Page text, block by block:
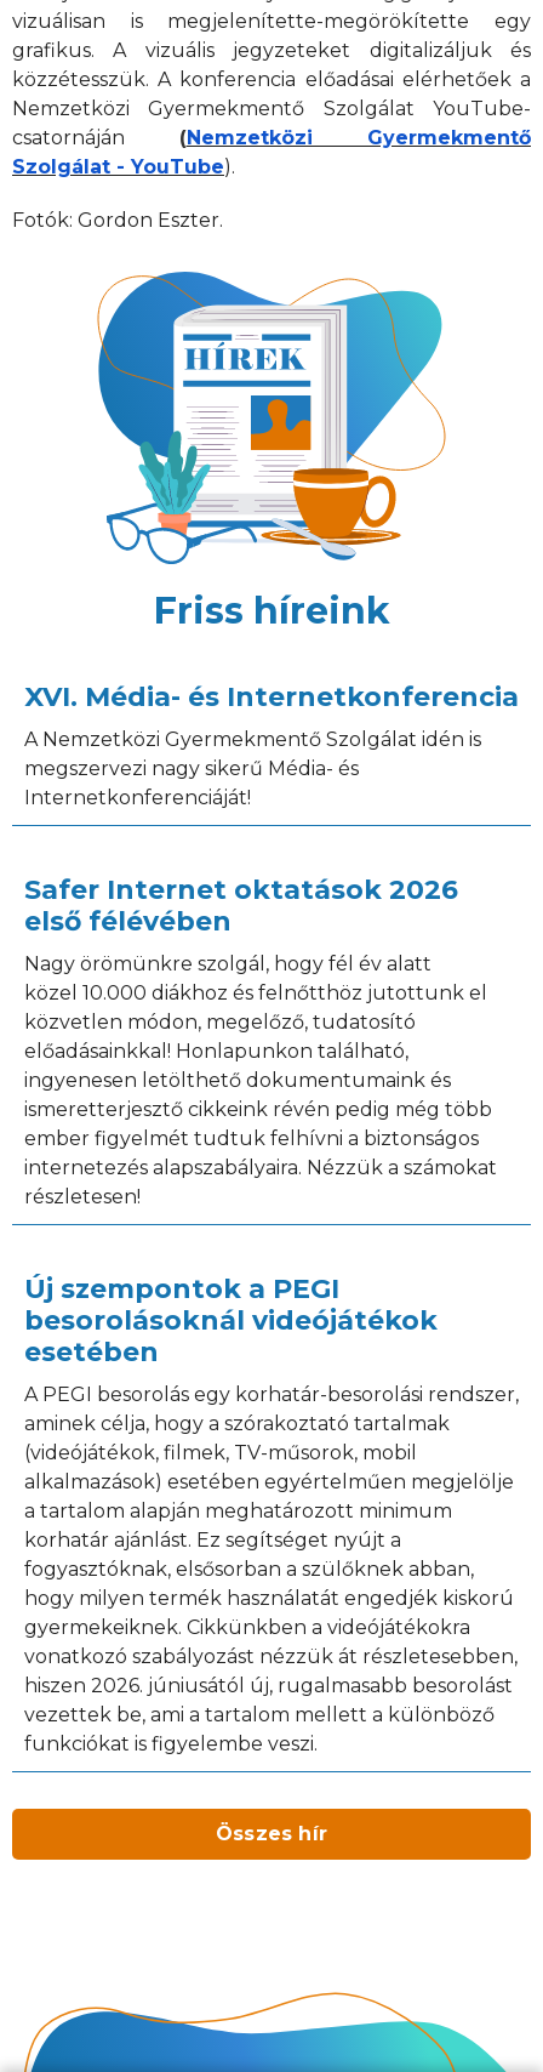
vizuálisan is megjelenítette-megörökítette egy
grafikus. A vizuális jegyzeteket digitalizáljuk és
közzétesszük. A konferencia előadásai elérhetőek a
Nemzetközi Gyermekmentő Szolgálat YouTube-
csatornáján (Nemzetközi Gyermekmentő
Szolgálat - YouTube).
Fotók: Gordon Eszter.
Friss híreink
XVI. Média- és Internetkonferencia
A Nemzetközi Gyermekmentő Szolgálat idén is
megszervezi nagy sikerű Média- és
Internetkonferenciáját!
Safer Internet oktatások 2026
első félévében
Nagy örömünkre szolgál, hogy fél év alatt
közel 10.000 diákhoz és felnőtthöz jutottunk el
közvetlen módon, megelőző, tudatosító
előadásainkkal! Honlapunkon található,
ingyenesen letölthető dokumentumaink és
ismeretterjesztő cikkeink révén pedig még több
ember figyelmét tudtuk felhívni a biztonságos
internetezés alapszabályaira. Nézzük a számokat
részletesen!
Új szempontok a PEGI
besorolásoknál videójátékok
esetében
A PEGI besorolás egy korhatár-besorolási rendszer,
aminek célja, hogy a szórakoztató tartalmak
(videójátékok, filmek, TV-műsorok, mobil
alkalmazások) esetében egyértelműen megjelölje
a tartalom alapján meghatározott minimum
korhatár ajánlást. Ez segítséget nyújt a
fogyasztóknak, elsősorban a szülőknek abban,
hogy milyen termék használatát engedjék kiskorú
gyermekeiknek. Cikkünkben a videójátékokra
vonatkozó szabályozást nézzük át részletesebben,
hiszen 2026. júniusától új, rugalmasabb besorolást
vezettek be, ami a tartalom mellett a különböző
funkciókat is figyelembe veszi.
Összes hír